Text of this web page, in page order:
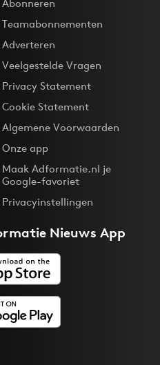
Abonneren
Teamabonnementen
Adverteren
Veelgestelde Vragen
Privacy Statement
Cookie Statement
Algemene Voorwaarden
Onze app
Maak Adformatie.nl je
Google-favoriet
Privacyinstellingen
Nieuws App